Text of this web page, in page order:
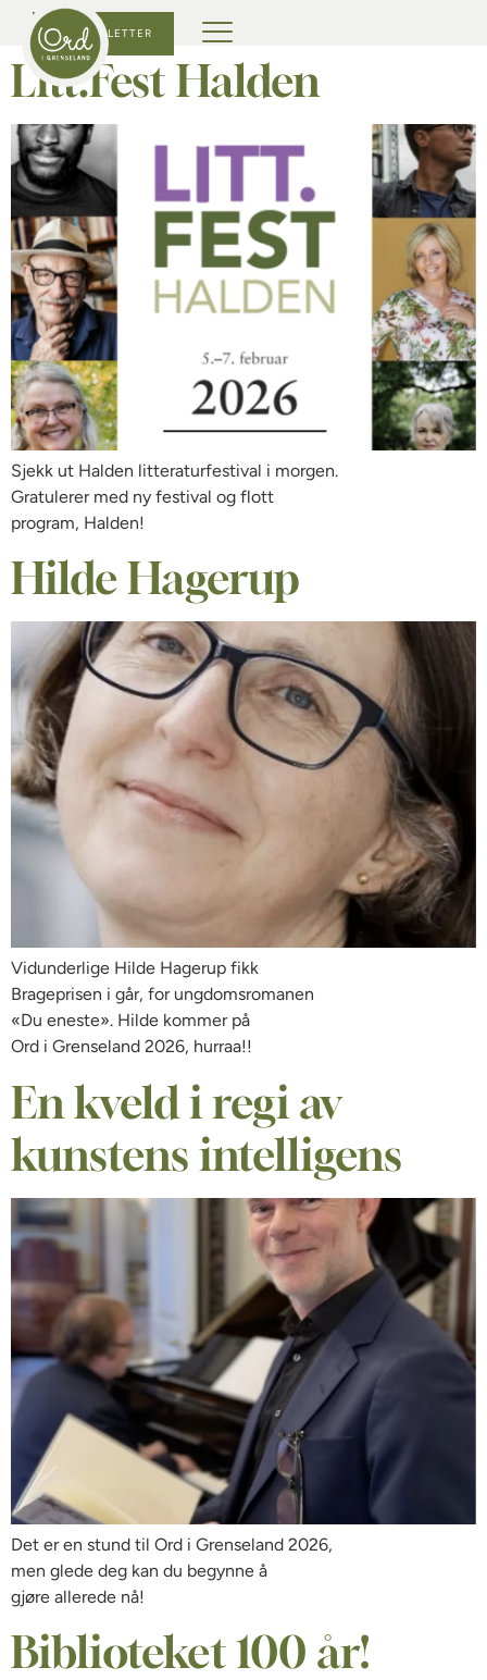
KJØP BILLETTER
Litt.Fest Halden
Sjekk ut Halden litteraturfestival i morgen.
Gratulerer med ny festival og flott
program, Halden!
Hilde Hagerup
Vidunderlige Hilde Hagerup fikk
Brageprisen i går, for ungdomsromanen
«Du eneste». Hilde kommer på
Ord i Grenseland 2026, hurraa!!
En kveld i regi av
kunstens intelligens
Det er en stund til Ord i Grenseland 2026,
men glede deg kan du begynne å
gjøre allerede nå!
Biblioteket 100 år!